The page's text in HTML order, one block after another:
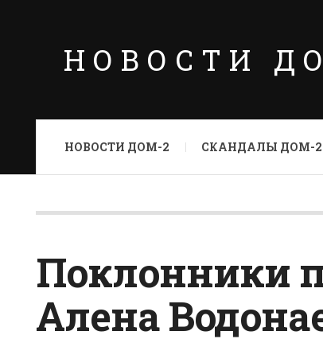
НОВОСТИ
НОВОСТИ ДОМ-2 СКАНДАЛЫ ДОМ-2
Поклонники
Алена